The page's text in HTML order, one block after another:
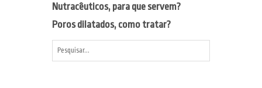
Nutracêuticos, para que servem?
Poros dilatados, como tratar?